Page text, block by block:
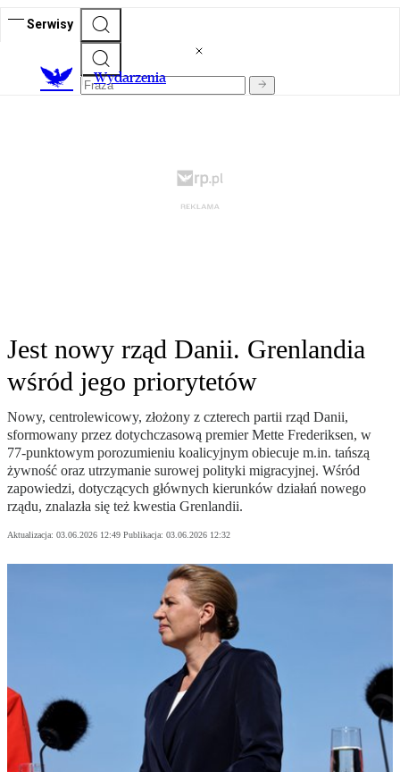
Serwisy
Wydarzenia
Jest nowy rząd Danii. Grenlandia
wśród jego priorytetów
Nowy, centrolewicowy, złożony z czterech partii rząd Danii,
sformowany przez dotychczasową premier Mette Frederiksen, w
77-punktowym porozumieniu koalicyjnym obiecuje m.in. tańszą
żywność oraz utrzymanie surowej polityki migracyjnej. Wśród
zapowiedzi, dotyczących głównych kierunków działań nowego
rządu, znalazła się też kwestia Grenlandii.
Aktualizacja: 03.06.2026 12:49 Publikacja: 03.06.2026 12:32